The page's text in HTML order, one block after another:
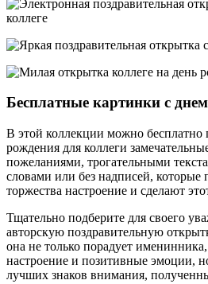
Бесплатные картинки с
В этой коллекции можно бесплатно
рождения для коллеги
пожеланиями, трогательными
словами или без надписей,
торжества настроение и сделают
Тщательно подберите для своего
авторскую поздравительную
она не только порадует
настроение и позитивные эмоции,
лучших знаков внимания,